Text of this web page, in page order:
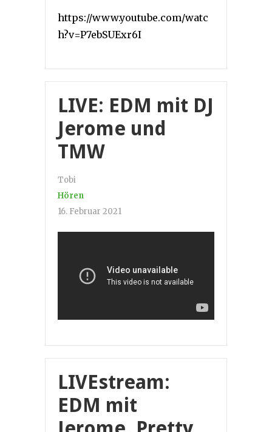
https://www.youtube.com/watc
h?v=P7ebSUExr6I
LIVE: EDM mit DJ
Jerome und
TMW
Tobi
Hören
16. Februar 2021
LIVEstream:
EDM mit